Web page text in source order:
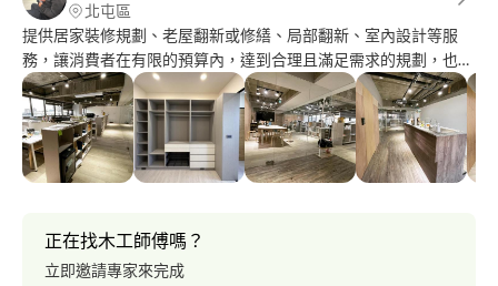
北屯區
提供居家裝修規劃、老屋翻新或修繕、局部翻新、室內設計等服
務，讓消費者在有限的預算內，達到合理且滿足需求的規劃，也有
各項專業工班以及施工人員為您把關每一道裝修服務項目，可直接
電話預約現場丈量，會提供精準報價及合理價格
正在找木工師傅嗎？
立即邀請專家來完成